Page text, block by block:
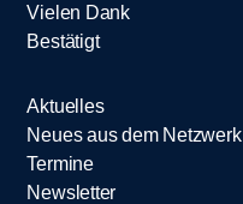
Vielen Dank
Bestätigt
Aktuelles
Neues aus dem Netzwerk
Termine
Newsletter